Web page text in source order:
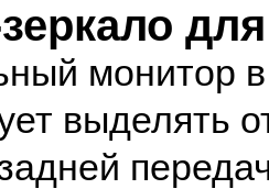
монитор
выделять